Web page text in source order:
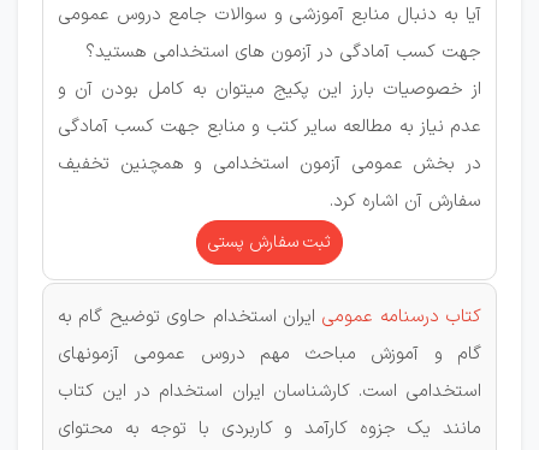
آیا به دنبال منابع آموزشی و سوالات جامع دروس عمومی
جهت کسب آمادگی در آزمون های استخدامی هستید؟
از خصوصیات بارز این پکیج میتوان به کامل بودن آن و
عدم نیاز به مطالعه سایر کتب و منابع جهت کسب آمادگی
در بخش عمومی آزمون استخدامی و همچنین تخفیف
سفارش آن اشاره کرد.
ثبت سفارش پستی
کتاب درسنامه عمومی ایران استخدام حاوی توضیح گام به
گام و آموزش مباحث مهم دروس عمومی آزمونهای
استخدامی است. کارشناسان ایران استخدام در این کتاب
مانند یک جزوه کارآمد و کاربردی با توجه به محتوای